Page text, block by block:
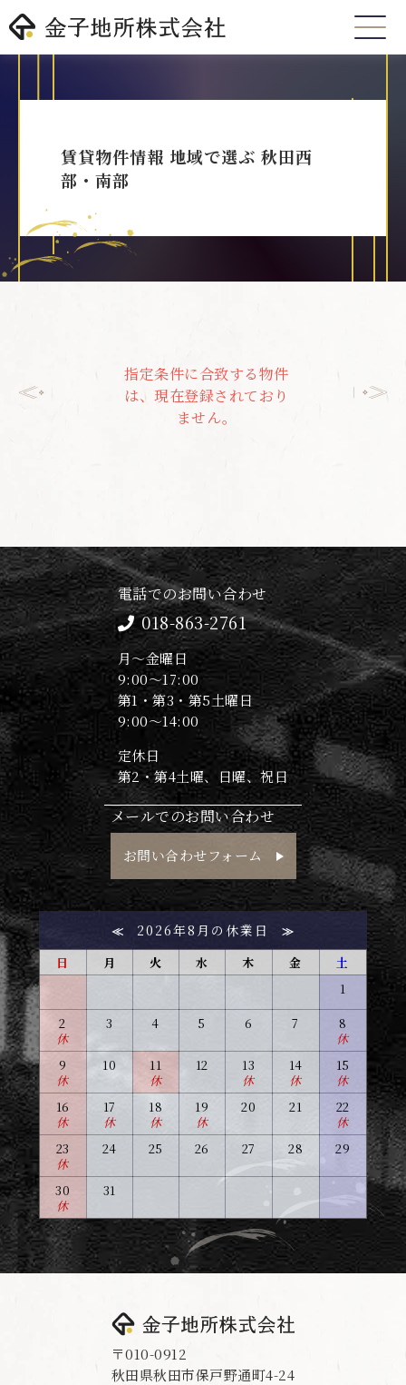
賃貸物件情報 地域で選ぶ 秋田西
部・南部
指定条件に合致する物件
は、現在登録されており
ません。
電話でのお問い合わせ
018-863-2761
月～金曜日
9:00～17:00
第1・第3・第5土曜日
9:00～14:00
定休日
第2・第4土曜、日曜、祝日
メールでのお問い合わせ
お問い合わせフォーム
≪ 2026年8月の休業日 ≫
日 月 火 水 木 金
土
1
2
休
3 4 5 6 7
8
休
9
休
10
11
休
12
13
休
14
休
15
休
16
休
17
休
18
休
19
休
20 21
22
休
23
休
24 25 26 27 28 29
30
休
31
〒010-0912
秋田県秋田市保戸野通町4-24